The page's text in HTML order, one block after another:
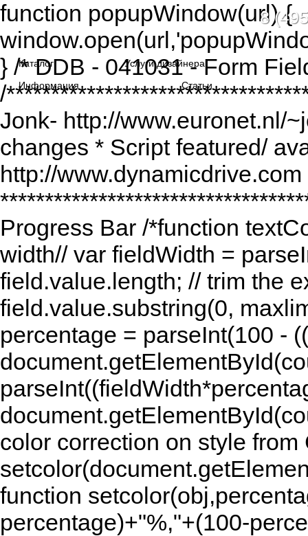
function popupWindow(url) {
} /* DDB - 041031 - Form
/
Jonk- http://www.euronet.nl/
changes * Script featured/
http://
Progress Bar /*function
width// var fieldWidth =
field.value.length; // trim the
field.value.substring(0,
percentage = parseInt(100 -
color correction on style
function
percentage)+"%,"+(100-
8
Каталог
Услуги дизайнера
Информация
Статьи